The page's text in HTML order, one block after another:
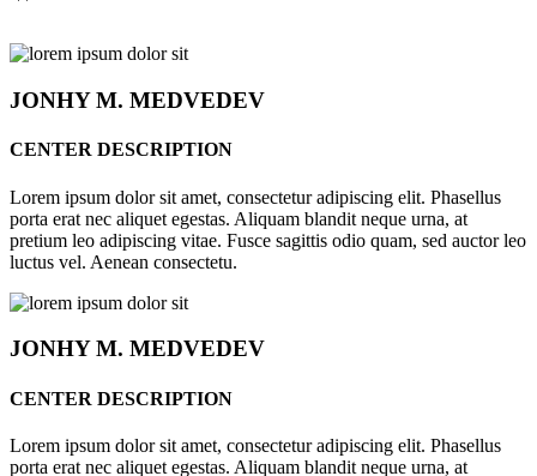
JONHYM. MEDVEDEV
CENTER DESCRIPTION
Lorem ipsum dolor sit amet, consectetur adipiscing elit. Phasellus
porta erat nec aliquet egestas. Aliquam blandit neque urna, at
pretium leo adipiscing vitae. Fusce sagittis odio quam, sed auctor leo
luctus vel. Aenean consectetu.
JONHYM. MEDVEDEV
CENTER DESCRIPTION
Lorem ipsum dolor sit amet, consectetur adipiscing elit. Phasellus
porta erat nec aliquet egestas. Aliquam blandit neque urna, at